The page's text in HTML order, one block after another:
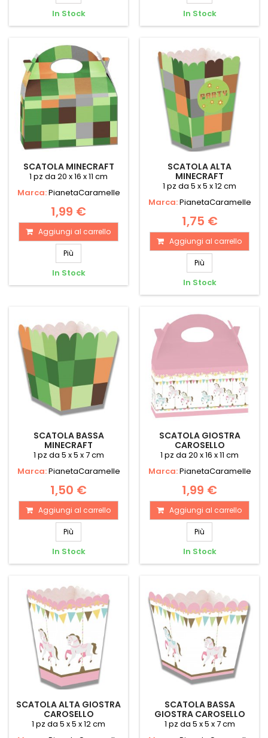
In Stock In Stock
SCATOLA MINECRAFT
1 pz da 20 x 16 x 11 cm
Marca:PianetaCaramelle
1,99 €
Aggiungi al carrello
Più
In Stock
SCATOLA ALTA
MINECRAFT
1 pz da 5 x 5 x 12 cm
Marca:PianetaCaramelle
1,75 €
Aggiungi al carrello
Più
In Stock
SCATOLA BASSA
MINECRAFT
1 pz da 5 x 5 x 7 cm
Marca:PianetaCaramelle
1,50 €
Aggiungi al carrello
Più
In Stock
SCATOLA GIOSTRA
CAROSELLO
1 pz da 20 x 16 x 11 cm
Marca:PianetaCaramelle
1,99 €
Aggiungi al carrello
Più
In Stock
SCATOLA ALTA GIOSTRA
CAROSELLO
1 pz da 5 x 5 x 12 cm
SCATOLA BASSA
GIOSTRA CAROSELLO
1 pz da 5 x 5 x 7 cm